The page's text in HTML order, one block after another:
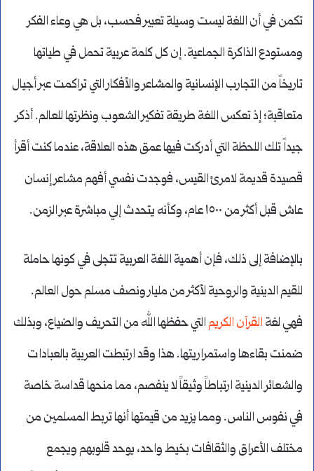
تكمن في أن اللغة ليست وسيلة تعبير فحسب، بل هي وعاء الفكر
ومستودع الذاكرة الجماعية. إن كل كلمة عربية تحمل في طياتها
تاريخاً من التجارب الإنسانية والمشاعر والأفكار التي تراكمت عبر أجيال
متعاقبة؛ إذ تعكس اللغة طريقة تفكير الشعوب ونظرتها للعالم. أذكر
جيداً تلك اللحظة التي أدركت فيها عمق هذه العلاقة، عندما كنت أقرأ
قصيدة قديمة لامرئ القيس، فوجدت نفسي أفهم مشاعر إنسان
عاش قبل أكثر من ١٥٠٠ عام، وكأنه يتحدث إلي مباشرة عبر الزمن.
بالإضافة إلى ذلك، فإن أهمية اللغة العربية تتجلى في كونها حاملة
للقيم الدينية والروحية لأكثر من مليار ونصف مسلم حول العالم.
فهي لغة القرآن الكريمالتي حفظها الله من التحريف والضياع، وبذلك
ضمنت بقاءها واستمراريتها. هذا وقد ارتبطت العربية بالعبادات
والشعائر الدينية ارتباطاً وثيقاً لا ينفصم، مما منحها قداسة خاصة
في نفوس الناس. ومما يزيد من قيمتها أنها تربط المسلمين من
مختلف الأعراق والثقافات بخيط واحد، يوحد قلوبهم ويجمع